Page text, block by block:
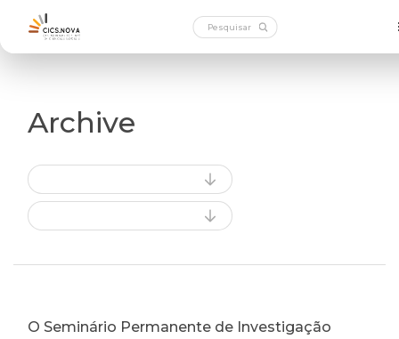
Archive
O Seminário Permanente de Investigação